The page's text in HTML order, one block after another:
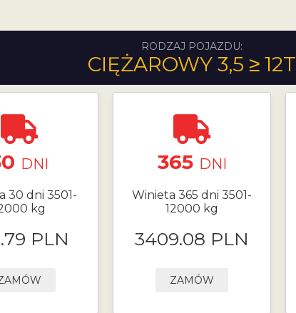
RODZAJ POJAZDU:
CIĘŻAROWY 3,5 ≥ 12T
DNI
30 dni 3501-
kg
PLN
365 DNI
Winieta 365 dni 3501-
12000 kg
3409.08 PLN
ZAMÓW